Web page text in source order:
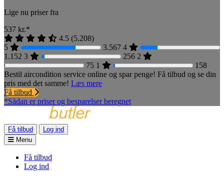
Lige nu priser fra
537 kr.*
4.5 (5.208)
5
3.567 4
1.152 3 256 2
75 1
158
Bestil aircondition service online og spar penge! Få tilbud og se din
pris med det samme! Læs mere
Få tilbud
*Sådan er priser og besparelser beregnet
Få tilbud
Log ind
Menu
Få tilbud
Log ind